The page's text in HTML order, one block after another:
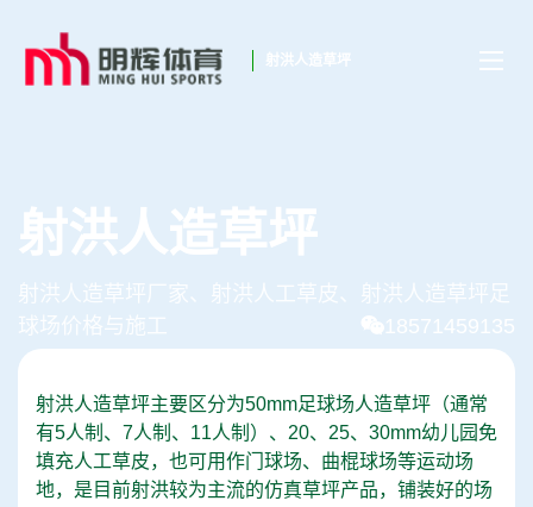
射洪人造草坪
射洪人造草坪
射洪人造草坪厂家、射洪人工草皮、射洪人造草坪足
球场价格与施工
18571459135
射洪人造草坪主要区分为50mm足球场人造草坪（通常
有5人制、7人制、11人制）、20、25、30mm幼儿园免
填充人工草皮，也可用作门球场、曲棍球场等运动场
地，是目前射洪较为主流的仿真草坪产品，铺装好的场